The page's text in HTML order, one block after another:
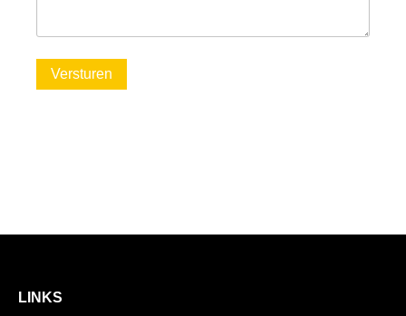
Versturen
LINKS